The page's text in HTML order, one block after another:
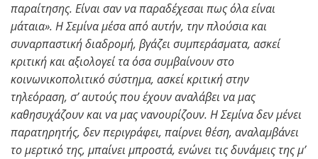
παραίτησης. Είναι σαν να παραδέχεσαι πως όλα είναι
μάταια». Η Σεμίνα μέσα από αυτήν, την πλούσια και
συναρπαστική διαδρομή, βγάζει συμπεράσματα, ασκεί
κριτική και αξιολογεί τα όσα συμβαίνουν στο
κοινωνικοπολιτικό σύστημα, ασκεί κριτική στην
τηλεόραση, σ’ αυτούς που έχουν αναλάβει να μας
καθησυχάζουν και να μας νανουρίζουν. Η Σεμίνα δεν μένει
παρατηρητής, δεν περιγράφει, παίρνει θέση, αναλαμβάνει
το μερτικό της, μπαίνει μπροστά, ενώνει τις δυνάμεις της μ’